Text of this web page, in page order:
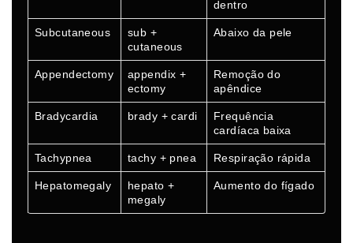
dentro
Subcutaneous
sub +
cutaneous
Abaixo da pele
Appendectomy
appendix +
ectomy
Remoção do
apêndice
Bradycardia brady + cardi
Frequência
cardíaca baixa
Tachypnea tachy + pnea Respiração rápida
Hepatomegaly
hepato +
megaly
Aumento do fígado